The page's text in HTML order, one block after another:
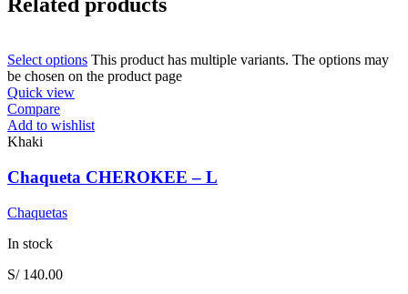
Related products
Select options This product has multiple variants. The options may
be chosen on the product page
Quick view
Compare
Add to wishlist
Khaki
Chaqueta CHEROKEE – L
Chaquetas
In stock
S/140.00